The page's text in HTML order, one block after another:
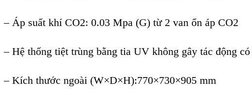
– Áp suất khí CO2: 0.03 Mpa (G) từ 2 van ổn áp CO2
– Hệ thống tiệt trùng bằng tia UV không gây tác động
– Kích thước ngoài (W×D×H):770×730×905 mm